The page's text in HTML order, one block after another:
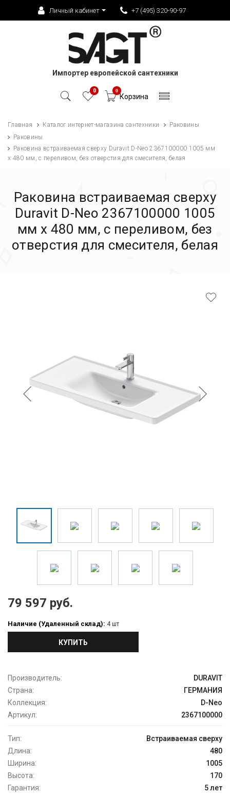
Личный кабинет +7 (495) 320-90-97
Импортер европейской сантехники
0 0
Корзина
Главная Каталог интернет-магазина сантехники
Раковины
Раковины
Раковина встраиваемая сверху Duravit D-Neo 2367100000 1005 мм
х 480 мм, с переливом, без отверстия для смесителя, белая
Раковина встраиваемая сверху
Duravit D-Neo 2367100000 1005
мм х 480 мм, с переливом, без
отверстия для смесителя, белая
79 597 руб.
Наличие (Удаленный склад): 4 шт
КУПИТЬ
Производитель:
DURAVIT
Страна:
ГЕРМАНИЯ
Коллекция:
D-Neo
Артикул:
2367100000
Тип:
Встраиваемая сверху
Длина:
480
Ширина:
1005
Высота:
170
Гарантия:
5 лет